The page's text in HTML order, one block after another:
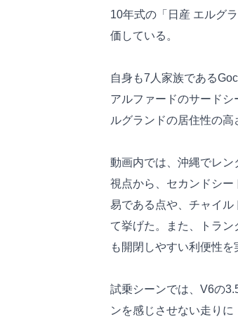
10年式の「日産 エルグ
価している。
自身も7人家族である
アルファードのサード
ルグランドの居住性の高
動画内では、沖縄でレ
視点から、セカンドシ
易である点や、チャイ
て挙げた。また、トラ
も開閉しやすい利便性を
試乗シーンでは、V6の
ンを感じさせない走り